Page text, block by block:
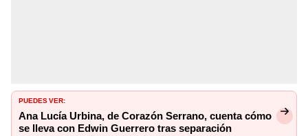
PUEDES VER:
Ana Lucía Urbina, de Corazón Serrano, cuenta cómo
se lleva con Edwin Guerrero tras separación